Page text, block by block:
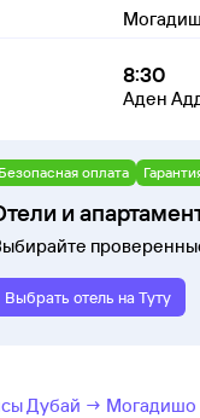
8:30
Аден
Безопасная оплата
и
Выбрать отель на Туту
Дубай → Могадишо